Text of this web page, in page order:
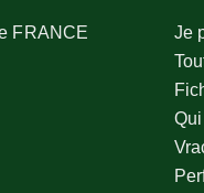
FRANCE
Je